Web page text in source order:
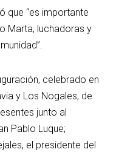
que “es importante
Marta, luchadoras y
celebrado en
y Los Nogales, de
junto al
Pablo Luque;
el presidente del